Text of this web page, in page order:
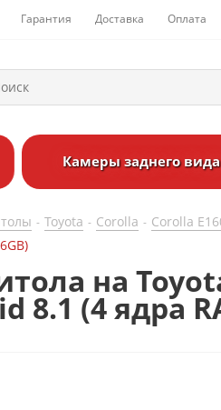
Гарантия Доставка Оплата
Камеры заднего вида
- Toyota - Corolla - Corolla
на
(4 ядра